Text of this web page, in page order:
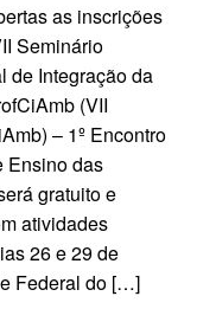
as inscrições
Seminário
de Integração da
(VII
– 1º Encontro
Ensino das
gratuito e
atividades
26 e 29 de
Federal do […]